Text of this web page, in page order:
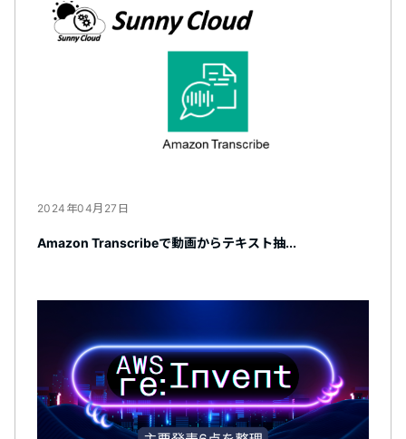
2024年04月27日
Amazon Transcribeで動画からテキスト抽...